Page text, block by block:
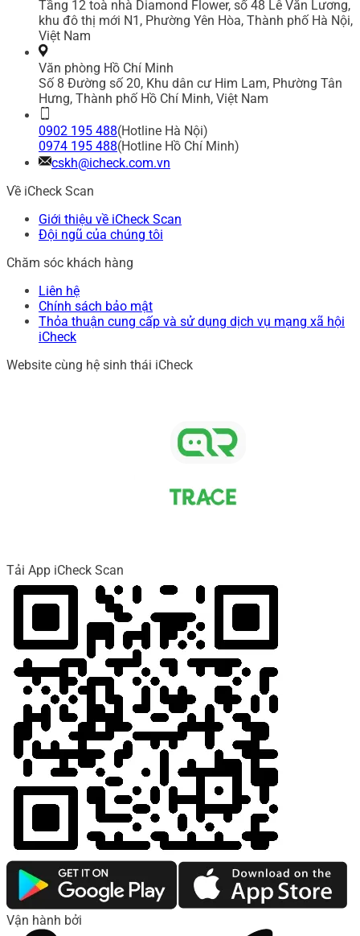
Tầng 12 toà nhà Diamond Flower, số 48 Lê Văn Lương,
khu đô thị mới N1, Phường Yên Hòa, Thành phố Hà Nội,
Việt Nam
Văn phòng Hồ Chí Minh
Số 8 Đường số 20, Khu dân cư Him Lam, Phường Tân
Hưng, Thành phố Hồ Chí Minh, Việt Nam
0902 195 488(Hotline Hà Nội)
0974 195 488(Hotline Hồ Chí Minh)
cskh@icheck.com.vn
Về iCheck Scan
Giới thiệu về iCheck Scan
Đội ngũ của chúng tôi
Chăm sóc khách hàng
Liên hệ
Chính sách bảo mật
Thỏa thuận cung cấp và sử dụng dịch vụ mạng xã hội
iCheck
Website cùng hệ sinh thái iCheck
Tải App iCheck Scan
Vận hành bởi